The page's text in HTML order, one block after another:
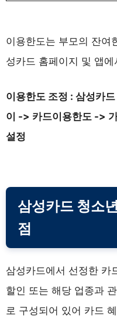
이용한도는 부모의 잔여
성카드 홈페이지 및 앱
이용한도 조정 : 삼성카
이 -> 카드이용한도 ->
설정
삼성카드 청소
점
삼성카드에서 선정한 카
할인 또는 해당 업종과
로 구성되어 있어 카드